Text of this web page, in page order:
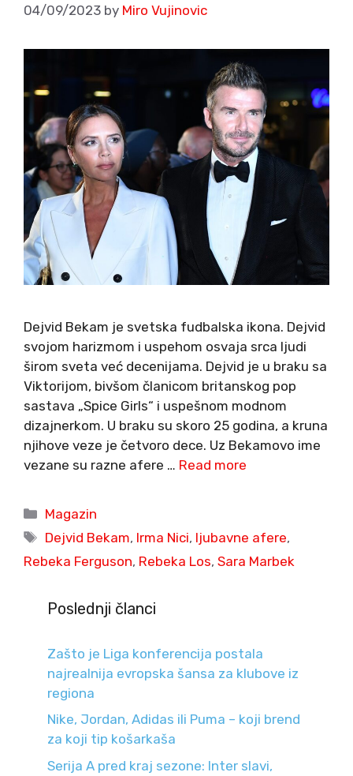
04/09/2023 by Miro Vujinovic
Dejvid Bekam je svetska fudbalska ikona. Dejvid
svojom harizmom i uspehom osvaja srca ljudi
širom sveta već decenijama. Dejvid je u braku sa
Viktorijom, bivšom članicom britanskog pop
sastava „Spice Girls“ i uspešnom modnom
dizajnerkom. U braku su skoro 25 godina, a kruna
njihove veze je četvoro dece. Uz Bekamovo ime
vezane su razne afere … Read more
Categories
Magazin
Tags
Dejvid Bekam, Irma Nici, ljubavne afere,
Rebeka Ferguson, Rebeka Los, Sara Marbek
Poslednji članci
Zašto je Liga konferencija postala
najrealnija evropska šansa za klubove iz
regiona
Nike, Jordan, Adidas ili Puma – koji brend
za koji tip košarkaša
Serija A pred kraj sezone: Inter slavi,